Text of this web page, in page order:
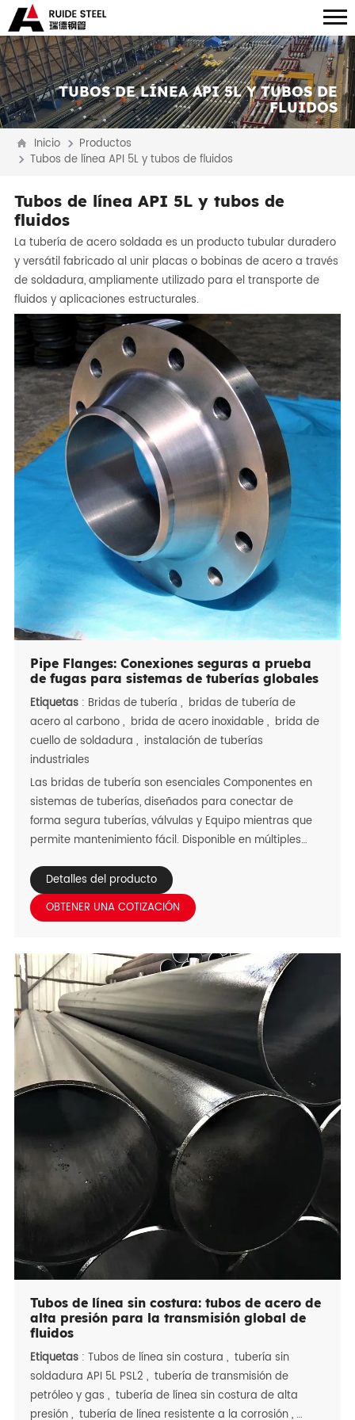
TUBOS DE LÍNEA API 5L Y TUBOS DE
FLUIDOS
Inicio
Productos
Tubos de línea API 5L y tubos de fluidos
Tubos de línea API 5L y tubos de
fluidos
La tubería de acero soldada es un producto tubular duradero
y versátil fabricado al unir placas o bobinas de acero a través
de soldadura, ampliamente utilizado para el transporte de
fluidos y aplicaciones estructurales.
Pipe Flanges: Conexiones seguras a prueba
de fugas para sistemas de tuberías globales
Etiquetas: Bridas de tubería , bridas de tubería de
acero al carbono, brida de acero inoxidable, brida de
cuello de soldadura , instalación de tuberías
industriales
Las bridas de tubería son esenciales Componentes en
sistemas de tuberías, diseñados para conectar de
forma segura tuberías, válvulas y Equipo mientras que
permite mantenimiento fácil. Disponible en múltiples
aplicaciones globales a través de diversos climas
duros-desierto Calor, humedad costera, lluvias
tropicales y temperatura extrema industrial Ambientes.
inoxidable, acero de aleación, Acero dúplex/súper
dúplex, y aleaciones de níquel, estas bridas ofrecen a
medida Rendimiento: el acero al carbono ofrece una
resistencia rentable para uso general, El acero
inoxidable proporciona la resistencia a la corrosión para
las industrias químicas/alimentarias, El acero de
aleación sobresale en escenarios de alta
presión/temperatura, y dúplex/níquel Aleaciones traje
offshore y duras condiciones químicas. Con precisión a
prueba de fugas Sellado, durabilidad robusta y
compatibilidad con soldadura/roscado/atornillado, Son
críticos para petróleo y gas, generación de energía,
tratamiento de agua y Sistemas de procesamiento
químico en todo el mundo.
Detalles del producto
OBTENER UNA COTIZACIÓN
Tubos de línea sin costura: tubos de acero de
alta presión para la transmisión global de
fluidos
Etiquetas: Tubos de línea sin costura , tubería sin
soldadura API 5L PSL2 , tubería de transmisión de
petróleo y gas , tubería de línea sin costura de alta
presión, tubería de línea resistente a la corrosión,